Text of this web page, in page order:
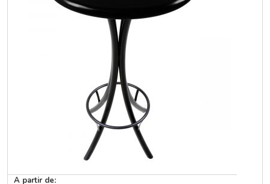
A partir de: